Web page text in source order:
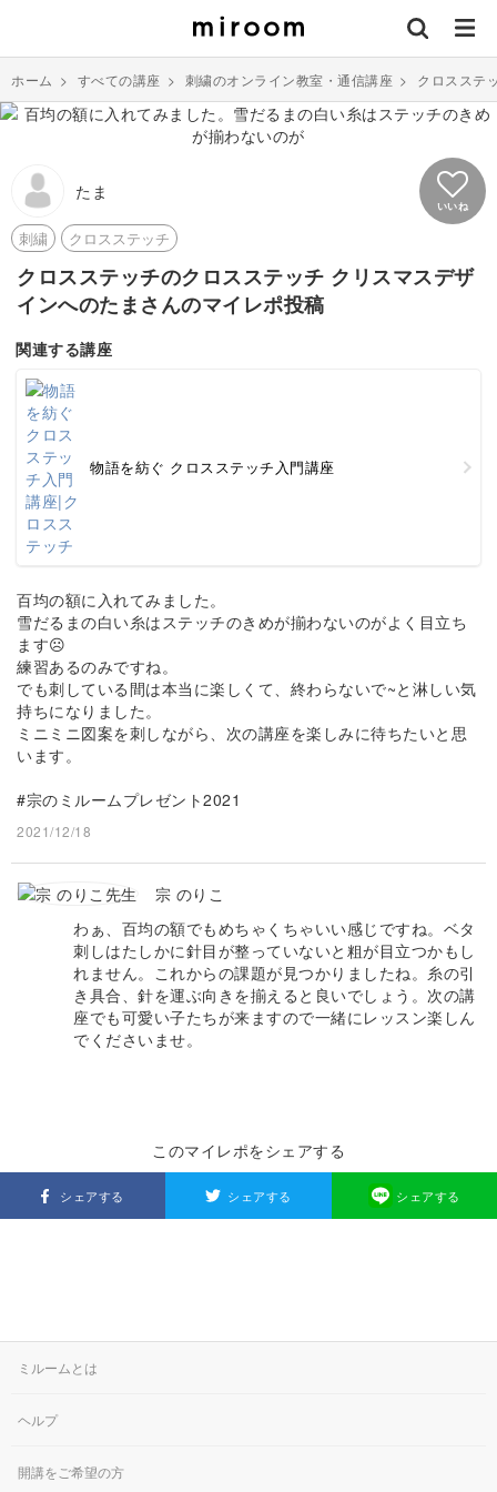
ホーム > すべての講座 > 刺繍のオンライン教室・通信講座 > クロスステ
たま
いいね
刺繍 クロスステッチ
クロスステッチのクロスステッチ クリスマスデザ
インへのたまさんのマイレポ投稿
関連する講座
物語を紡ぐ クロスステッチ入門講座
百均の額に入れてみました。
雪だるまの白い糸はステッチのきめが揃わないのがよく目立ち
ます☹️
練習あるのみですね。
でも刺している間は本当に楽しくて、終わらないで~と淋しい気
持ちになりました。
ミニミニ図案を刺しながら、次の講座を楽しみに待ちたいと思
います。
#宗のミルームプレゼント2021
2021/12/18
宗 のりこ
わぁ、百均の額でもめちゃくちゃいい感じですね。ベタ
刺しはたしかに針目が整っていないと粗が目立つかもし
れません。これからの課題が見つかりましたね。糸の引
き具合、針を運ぶ向きを揃えると良いでしょう。次の講
座でも可愛い子たちが来ますので一緒にレッスン楽しん
でくださいませ。
このマイレポをシェアする
シェアする シェアする シェアする
ミルームとは
ヘルプ
開講をご希望の方